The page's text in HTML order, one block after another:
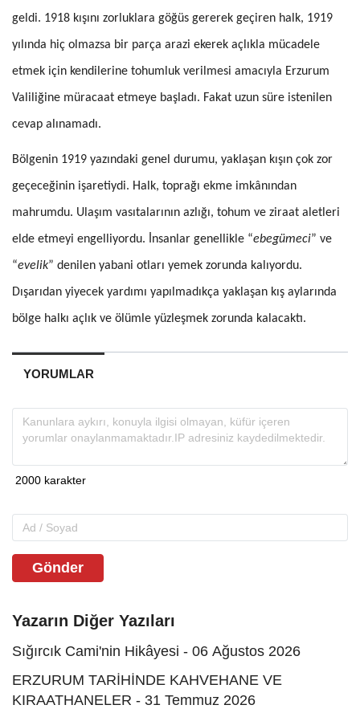
geldi. 1918 kışını zorluklara göğüs gererek geçiren halk, 1919
yılında hiç olmazsa bir parça arazi ekerek açlıkla mücadele
etmek için kendilerine tohumluk verilmesi amacıyla Erzurum
Valiliğine müracaat etmeye başladı. Fakat uzun süre istenilen
cevap alınamadı.
Bölgenin 1919 yazındaki genel durumu, yaklaşan kışın çok zor
geçe­ceğinin işaretiydi. Halk, toprağı ekme imkânından
mahrumdu. Ulaşım vasıtalarının azlığı, tohum ve ziraat aletleri
elde etmeyi engelliyordu. İnsanlar genellikle “ebegümeci” ve
“evelik” denilen yabani otları yemek zorunda kalıyordu.
Dışarıdan yiyecek yardımı yapılmadıkça yaklaşan kış aylarında
bölge halkı açlık ve ölümle yüzleşmek zorunda kalacaktı.
YORUMLAR
Gönder
Yazarın Diğer Yazıları
Sığırcık Cami'nin Hikâyesi - 06 Ağustos 2026
ERZURUM TARİHİNDE KAHVEHANE VE
KIRAATHANELER - 31 Temmuz 2026